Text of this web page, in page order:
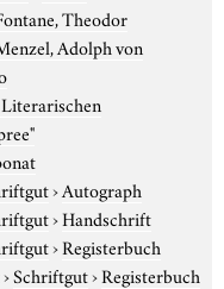
Theodor
Adolph von
›Autograph
›Handschrift
›Registerbuch
›Schriftgut›Registerbuch